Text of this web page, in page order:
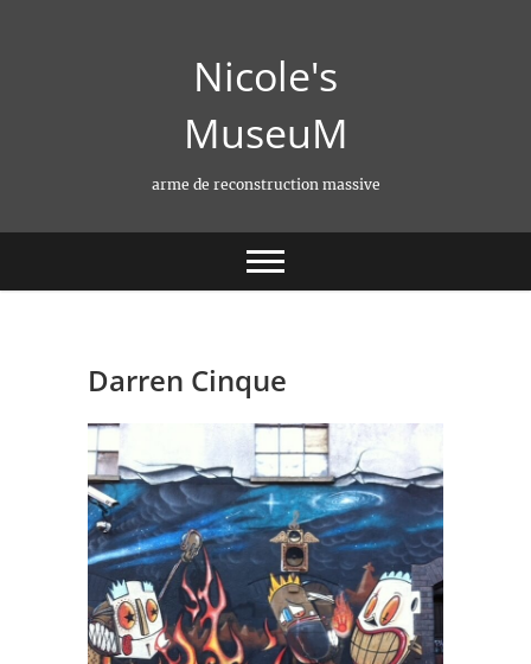
Nicole's
MuseuM
arme de reconstruction massive
Darren Cinque